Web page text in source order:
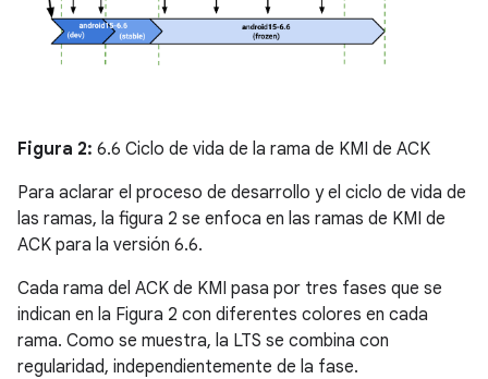
Figura 2: 6.6 Ciclo de vida de la rama de KMI de ACK
Para aclarar el proceso de desarrollo y el ciclo de vida de
las ramas, la figura 2 se enfoca en las ramas de KMI de
ACK para la versión 6.6.
Cada rama del ACK de KMI pasa por tres fases que se
indican en la Figura 2 con diferentes colores en cada
rama. Como se muestra, la LTS se combina con
regularidad, independientemente de la fase.